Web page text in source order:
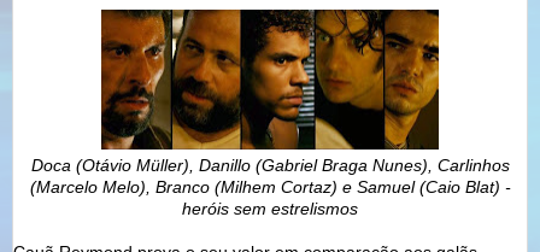
Doca (Otávio Müller), Danillo (Gabriel Braga Nunes), Carlinhos
(Marcelo Melo), Branco (Milhem Cortaz) e Samuel (Caio Blat) -
heróis sem estrelismos